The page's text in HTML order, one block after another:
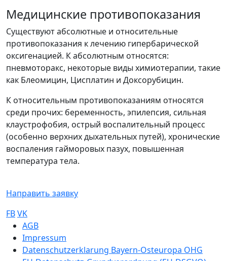
Медицинские противопоказания
Существуют абсолютные и относительные
противопоказания к лечению гипербарической
оксигенацией. К абсолютным относятся:
пневмоторакс, некоторые виды химиотерапии, такие
как Блеомицин, Цисплатин и Доксорубицин.
К относительным противопоказаниям относятся
среди прочих: беременность, эпилепсия, сильная
клаустрофобия, острый воспалительный процесс
(особенно верхних дыхательных путей), хронические
воспаления гайморовых пазух, повышенная
температура тела.
Направить заявку
FBVK
Sub footer
AGB
Impressum
Datenschutzerklarung Bayern-Osteuropa OHG